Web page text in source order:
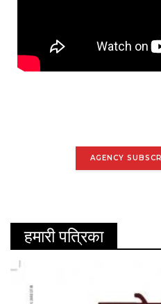
AGENCY
हमारी पत्रिका